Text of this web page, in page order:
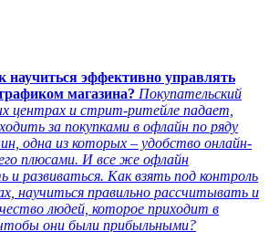
научиться эффективно управлять
магазина? Покупательский
центрах и стрит-ритейле падает,
за покупками в офлайн по ряду
одна из которых – удобство онлайн-
плюсами. И все же офлайн
развиваться. Как взять под контроль
научиться правильно рассчитывать и
людей, которое приходит в
они были прибыльными?